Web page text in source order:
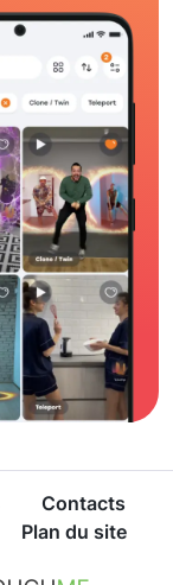
Contacts
Plan du site